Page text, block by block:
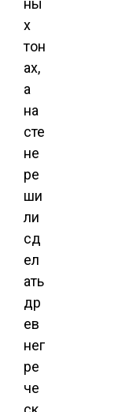
ны
х
тон
ах,
а
на
сте
не
ре
ши
ли
сд
ел
ать
др
ев
нег
ре
че